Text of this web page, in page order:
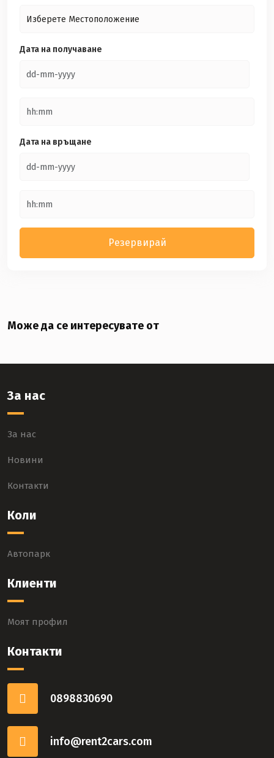
Дата на получаване
Дата на връщане
Резервирай
Може да се интересувате от
За нас
За нас
Новини
Контакти
Коли
Автопарк
Клиенти
Моят профил
Контакти
0898830690
info@rent2cars.com